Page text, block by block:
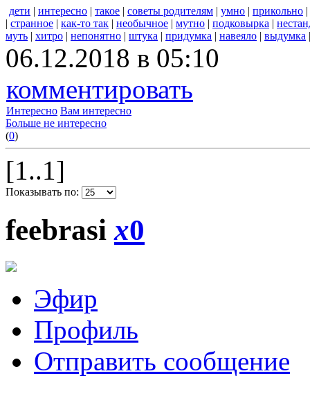
дети | интересно | такое | советы родителям | умно | прикольно |
| странное | как-то так | необычное | мутно | подковырка |
муть | хитро | непонятно | штука | придумка | навеяло | выдумка
06.12.2018 в 05:10
комментировать
Интересно Вам интересно
Больше не интересно
(0)
[1..1]
Показывать по:
feebrasix0
Эфир
Профиль
Отправить сообщение